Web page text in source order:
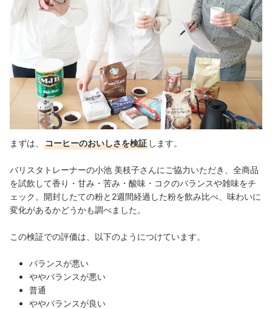
まずは、 コーヒーのおいしさを検証 します。
バリスタトレーナーの小池 美枝子さんにご協力いただき、全商品
を試飲して香り・甘み・苦み・酸味・コクのバランスや雑味をチ
ェック。開封したての粉と2週間経過した粉を飲み比べ、味わいに
変化があるかどうかも調べました。
この検証での評価は、以下のようにつけています。
バランスが悪い
ややバランスが悪い
普通
ややバランスが良い